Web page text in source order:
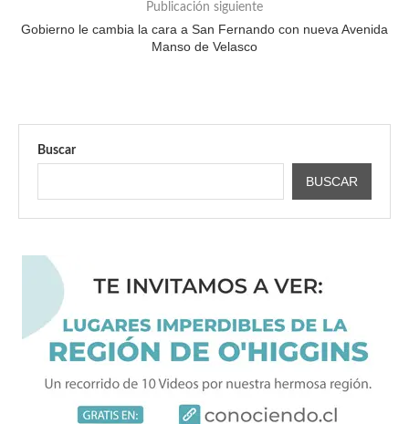
Publicación siguiente
Gobierno le cambia la cara a San Fernando con nueva Avenida
Manso de Velasco
Buscar
BUSCAR